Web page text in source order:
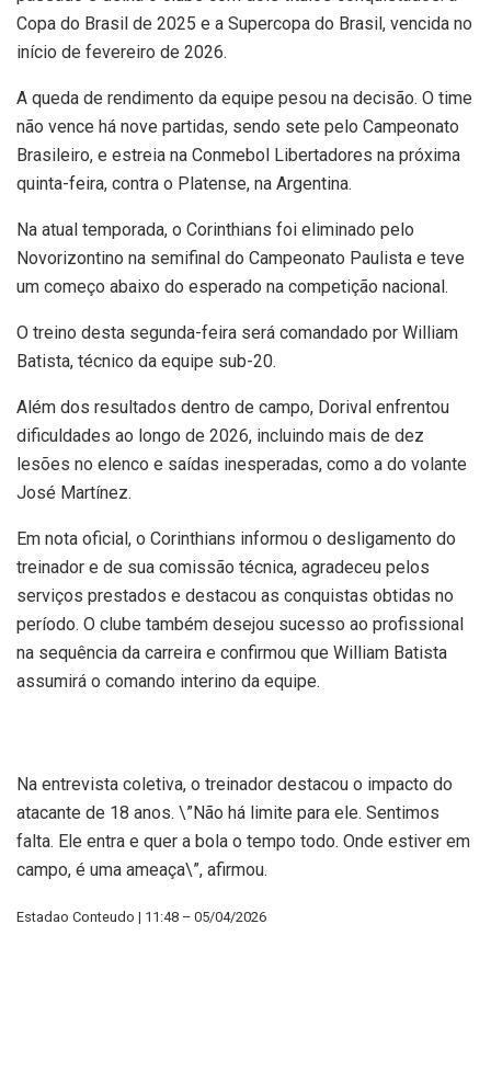
Copa do Brasil de 2025 e a Supercopa do Brasil, vencida no
início de fevereiro de 2026.
A queda de rendimento da equipe pesou na decisão. O time
não vence há nove partidas, sendo sete pelo Campeonato
Brasileiro, e estreia na Conmebol Libertadores na próxima
quinta-feira, contra o Platense, na Argentina.
Na atual temporada, o Corinthians foi eliminado pelo
Novorizontino na semifinal do Campeonato Paulista e teve
um começo abaixo do esperado na competição nacional.
O treino desta segunda-feira será comandado por William
Batista, técnico da equipe sub-20.
Além dos resultados dentro de campo, Dorival enfrentou
dificuldades ao longo de 2026, incluindo mais de dez
lesões no elenco e saídas inesperadas, como a do volante
José Martínez.
Em nota oficial, o Corinthians informou o desligamento do
treinador e de sua comissão técnica, agradeceu pelos
serviços prestados e destacou as conquistas obtidas no
período. O clube também desejou sucesso ao profissional
na sequência da carreira e confirmou que William Batista
assumirá o comando interino da equipe.
Na entrevista coletiva, o treinador destacou o impacto do
atacante de 18 anos. \”Não há limite para ele. Sentimos
falta. Ele entra e quer a bola o tempo todo. Onde estiver em
campo, é uma ameaça\”, afirmou.
Estadao Conteudo | 11:48 – 05/04/2026